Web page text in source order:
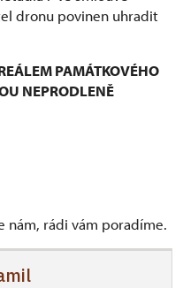
dronu povinen uhradit
PAMÁTKOVÉHO
NEPRODLENĚ
nám, rádi vám poradíme.